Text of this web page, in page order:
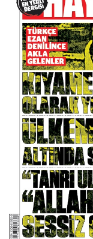
Eksik sayıların
Sosyal Medya
Twitter
YouTube
Editörden
Yazarlar
Kemal Özer
Mahmut
Yvonne Ridley
Barış